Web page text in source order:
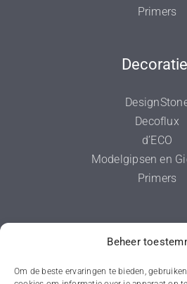
Beheer
Om de beste ervaringen te bieden,
Primers
Decoflux
d’ECO
Modelgipsen en
Primers
Primers